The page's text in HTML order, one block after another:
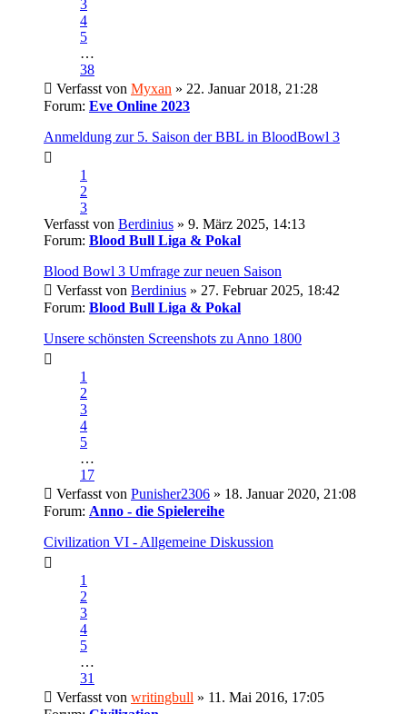
3
4
5
…
38
Verfasst von Myxan » 22. Januar 2018, 21:28
Forum: Eve Online 2023
Anmeldung zur 5. Saison der BBL in BloodBowl 3
1
2
3
Verfasst von Berdinius » 9. März 2025, 14:13
Forum: Blood Bull Liga & Pokal
Blood Bowl 3 Umfrage zur neuen Saison
Verfasst von Berdinius » 27. Februar 2025, 18:42
Forum: Blood Bull Liga & Pokal
Unsere schönsten Screenshots zu Anno 1800
1
2
3
4
5
…
17
Verfasst von Punisher2306 » 18. Januar 2020, 21:08
Forum: Anno - die Spielereihe
Civilization VI - Allgemeine Diskussion
1
2
3
4
5
…
31
Verfasst von writingbull » 11. Mai 2016, 17:05